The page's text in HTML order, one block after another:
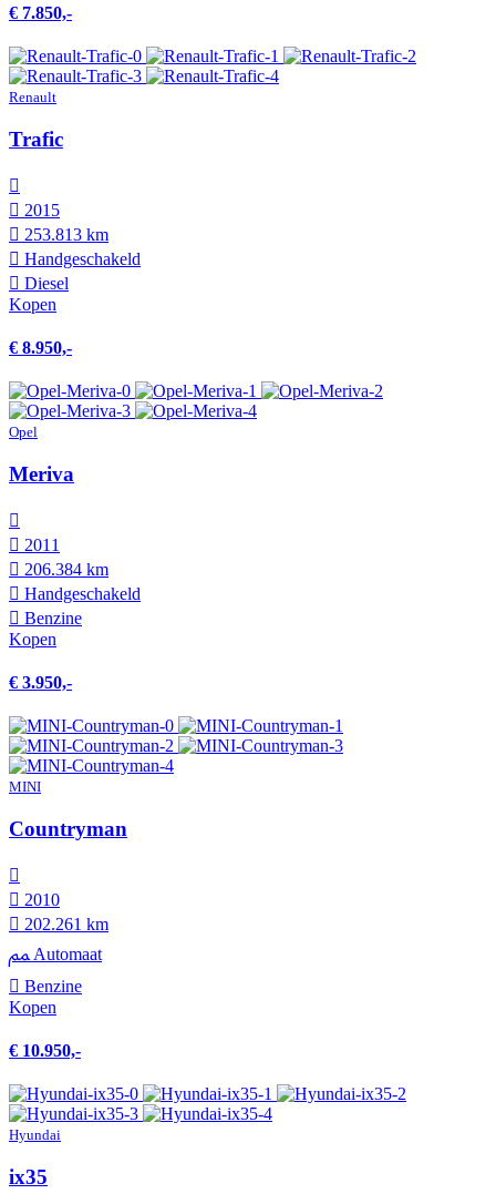
€ 7.850,-
Renault
Trafic
2015
253.813 km
Hand­geschakeld
Diesel
Kopen
€ 8.950,-
Opel
Meriva
2011
206.384 km
Hand­geschakeld
Benzine
Kopen
€ 3.950,-
MINI
Countryman
2010
202.261 km
Automaat
Benzine
Kopen
€ 10.950,-
Hyundai
ix35